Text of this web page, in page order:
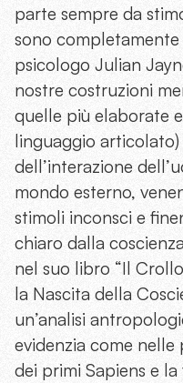
parte sempre da
sono
psicologo Julian
nostre costruzioni
quelle più elaborate
linguaggio
dell’interazione
mondo esterno,
stimoli inconsci e
chiaro dalla
nel suo libro “Il
la Nascita della
un’analisi
evidenzia come nelle
dei primi Sapiens e